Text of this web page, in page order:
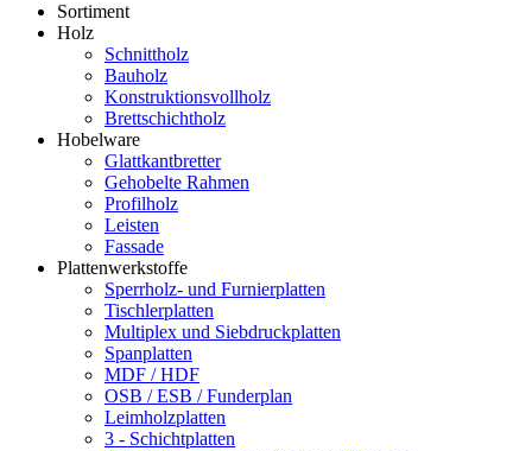
Sortiment
Holz
Schnittholz
Bauholz
Konstruktionsvollholz
Brettschichtholz
Hobelware
Glattkantbretter
Gehobelte Rahmen
Profilholz
Leisten
Fassade
Plattenwerkstoffe
Sperrholz- und Furnierplatten
Tischlerplatten
Multiplex und Siebdruckplatten
Spanplatten
MDF / HDF
OSB / ESB / Funderplan
Leimholzplatten
3 - Schichtplatten